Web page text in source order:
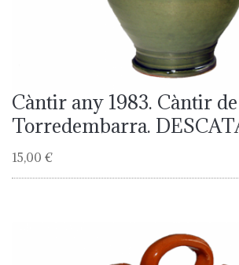
Càntir any 1983. Càntir de
Torredembarra.
15,00 €